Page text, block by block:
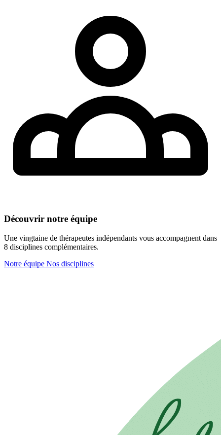
Découvrir notre équipe
Une vingtaine de thérapeutes indépendants vous accompagnent dans
8 disciplines complémentaires.
Notre équipe Nos disciplines